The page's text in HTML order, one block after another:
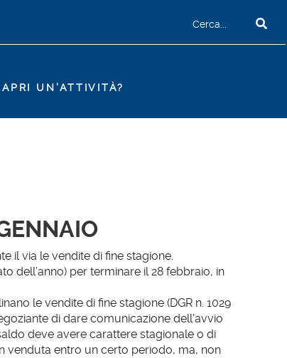
APRI UN'ATTIVITÀ?
il via le vendite di fine stagione.
dell’anno) per terminare il 28 febbraio, in
le vendite di fine stagione (DGR n. 1029
di dare comunicazione dell’avvio
deve avere carattere stagionale o di
venduta entro un certo periodo, ma, non